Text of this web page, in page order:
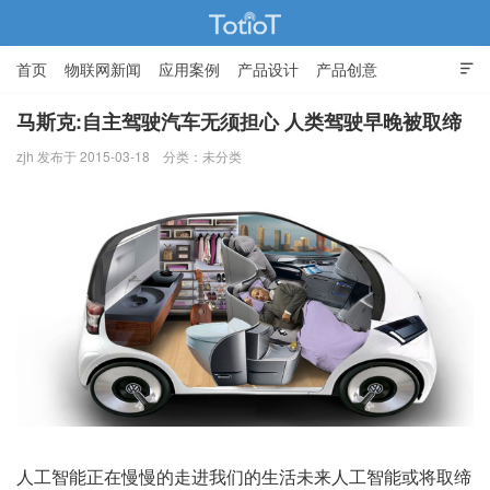

首页 物联网新闻 应用案例 产品设计 产品创意
智能家居
马斯克:自主驾驶汽车无须担心 人类驾驶早晚被取缔
zjh 发布于 2015-03-18 分类：未分类
人工智能正在慢慢的走进我们的生活未来人工智能或将取缔